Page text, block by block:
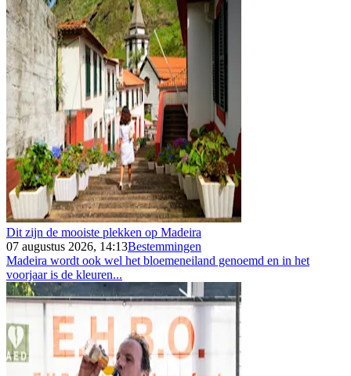
Dit zijn de mooiste plekken op Madeira
07 augustus 2026, 14:13Bestemmingen
Madeira wordt ook wel het bloemeneiland genoemd en in het
voorjaar is de kleuren...